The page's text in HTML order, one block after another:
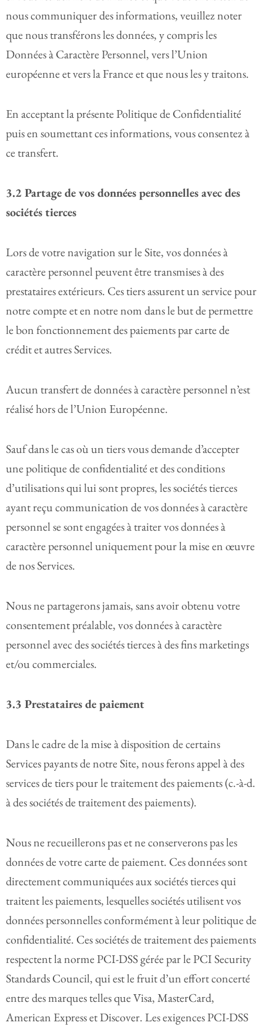
nous communiquer des informations, veuillez noter
que nous transférons les données, y compris les
Données à Caractère Personnel, vers l’Union
européenne et vers la France et que nous les y traitons.
En acceptant la présente Politique de Confidentialité
puis en soumettant ces informations, vous consentez à
ce transfert.
3.2 Partage de vos données personnelles avec des
sociétés tierces
Lors de votre navigation sur le Site, vos données à
caractère personnel peuvent être transmises à des
prestataires extérieurs. Ces tiers assurent un service pour
notre compte et en notre nom dans le but de permettre
le bon fonctionnement des paiements par carte de
crédit et autres Services.
Aucun transfert de données à caractère personnel n’est
réalisé hors de l’Union Européenne.
Sauf dans le cas où un tiers vous demande d’accepter
une politique de confidentialité et des conditions
d’utilisations qui lui sont propres, les sociétés tierces
ayant reçu communication de vos données à caractère
personnel se sont engagées à traiter vos données à
caractère personnel uniquement pour la mise en œuvre
de nos Services.
Nous ne partagerons jamais, sans avoir obtenu votre
consentement préalable, vos données à caractère
personnel avec des sociétés tierces à des fins marketings
et/ou commerciales.
3.3 Prestataires de paiement
Dans le cadre de la mise à disposition de certains
Services payants de notre Site, nous ferons appel à des
services de tiers pour le traitement des paiements (c.-à-d.
à des sociétés de traitement des paiements).
Nous ne recueillerons pas et ne conserverons pas les
données de votre carte de paiement. Ces données sont
directement communiquées aux sociétés tierces qui
traitent les paiements, lesquelles sociétés utilisent vos
données personnelles conformément à leur politique de
confidentialité. Ces sociétés de traitement des paiements
respectent la norme PCI-DSS gérée par le PCI Security
Standards Council, qui est le fruit d’un effort concerté
entre des marques telles que Visa, MasterCard,
American Express et Discover. Les exigences PCI-DSS